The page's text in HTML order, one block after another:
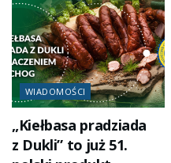
WIADOMOŚCI
„Kiełbasa pradziada
z Dukli” to już 51.